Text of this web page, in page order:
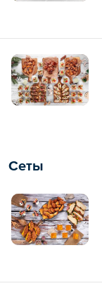
Сеты